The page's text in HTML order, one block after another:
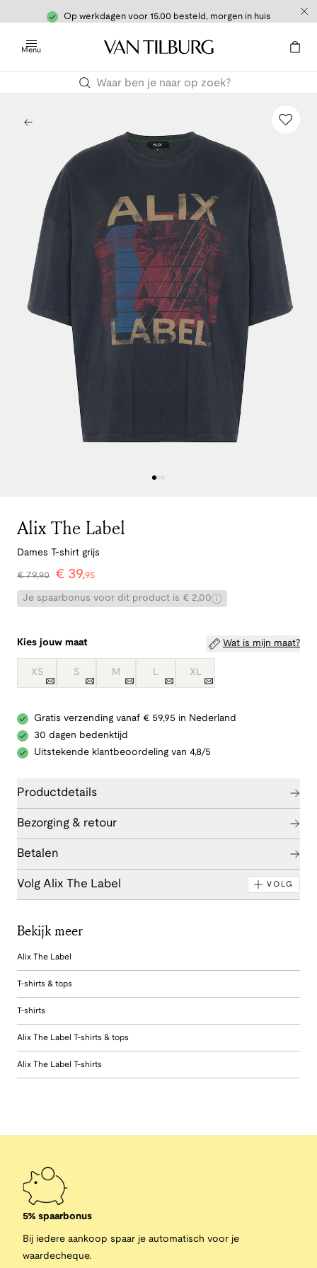
Op werkdagen voor 15.00 besteld, morgen in huis
Menu
Alix The Label
Dames T-shirt grijs
€79,90 € 39,95
Je spaarbonus voor dit product is € 2,00
Kies jouw maat Wat is mijn maat?
XS S M L XL
Gratis verzending vanaf € 59,95 in Nederland
30 dagen bedenktijd
Uitstekende klantbeoordeling van 4,8/5
Productdetails
Bezorging & retour
Betalen
Volg Alix The Label VOLG
Bekijk meer
Alix The Label
T-shirts & tops
T-shirts
Alix The Label T-shirts & tops
Alix The Label T-shirts
5% spaarbonus
Bij iedere aankoop spaar je automatisch voor je
waardecheque.